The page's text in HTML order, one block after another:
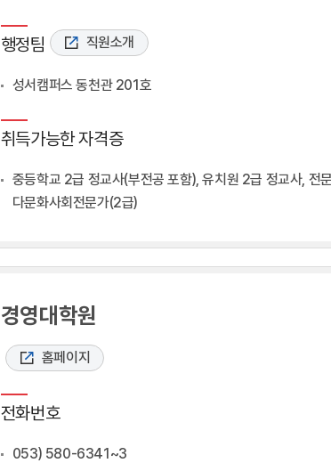
행정팀 직원소개
성서캠퍼스 동천관 201호
취득가능한 자격증
중등학교 2급 정교사(부전공 포함), 유치원 2급 정교사, 전
다문화사회전문가(2급)
경영대학원
홈페이지
전화번호
053) 580-6341~3